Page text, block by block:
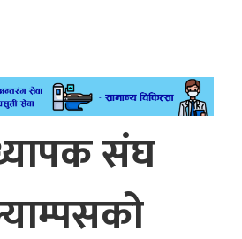
संघ